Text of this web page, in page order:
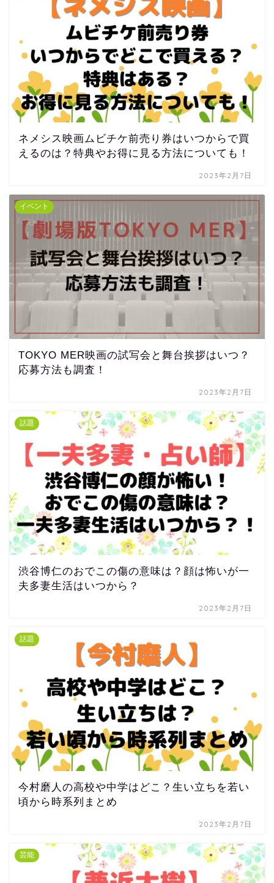
ネメシス映画ムビチケ前売り券はいつからで買
えるのは？特典やお得に見る方法についても！
2023年2月7日
イベント
TOKYO MER映画の試写会と舞台挨拶はいつ？
応募方法も調査！
2023年2月7日
話題
渋谷博仁のおでこの傷の意味は？顔は怖いが一
夫多妻生活はいつから？
2023年2月7日
話題
今村磨人の高校や中学はどこ？生い立ちを若い
頃から時系列まとめ
2023年2月7日
芸能